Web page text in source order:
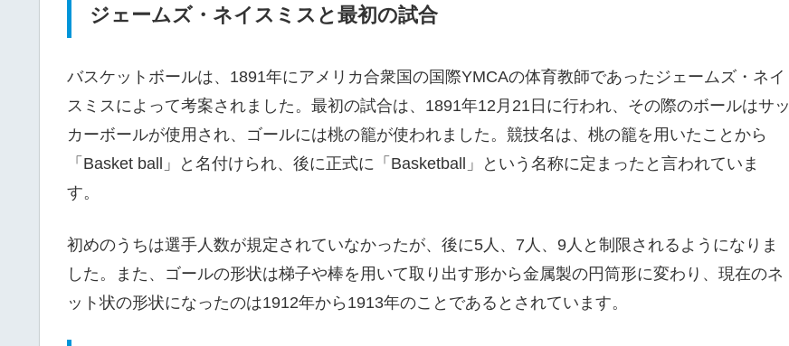
ジェームズ・ネイスミスと最初の試合
バスケットボールは、1891年にアメリカ合衆国の国際YMCAの体育教師であったジェームズ・ネイ
スミスによって考案されました。最初の試合は、1891年12月21日に行われ、その際のボールはサッ
カーボールが使用され、ゴールには桃の籠が使われました。競技名は、桃の籠を用いたことから
「Basket ball」と名付けられ、後に正式に「Basketball」という名称に定まったと言われていま
す。
初めのうちは選手人数が規定されていなかったが、後に5人、7人、9人と制限されるようになりま
した。また、ゴールの形状は梯子や棒を用いて取り出す形から金属製の円筒形に変わり、現在のネ
ット状の形状になったのは1912年から1913年のことであるとされています。